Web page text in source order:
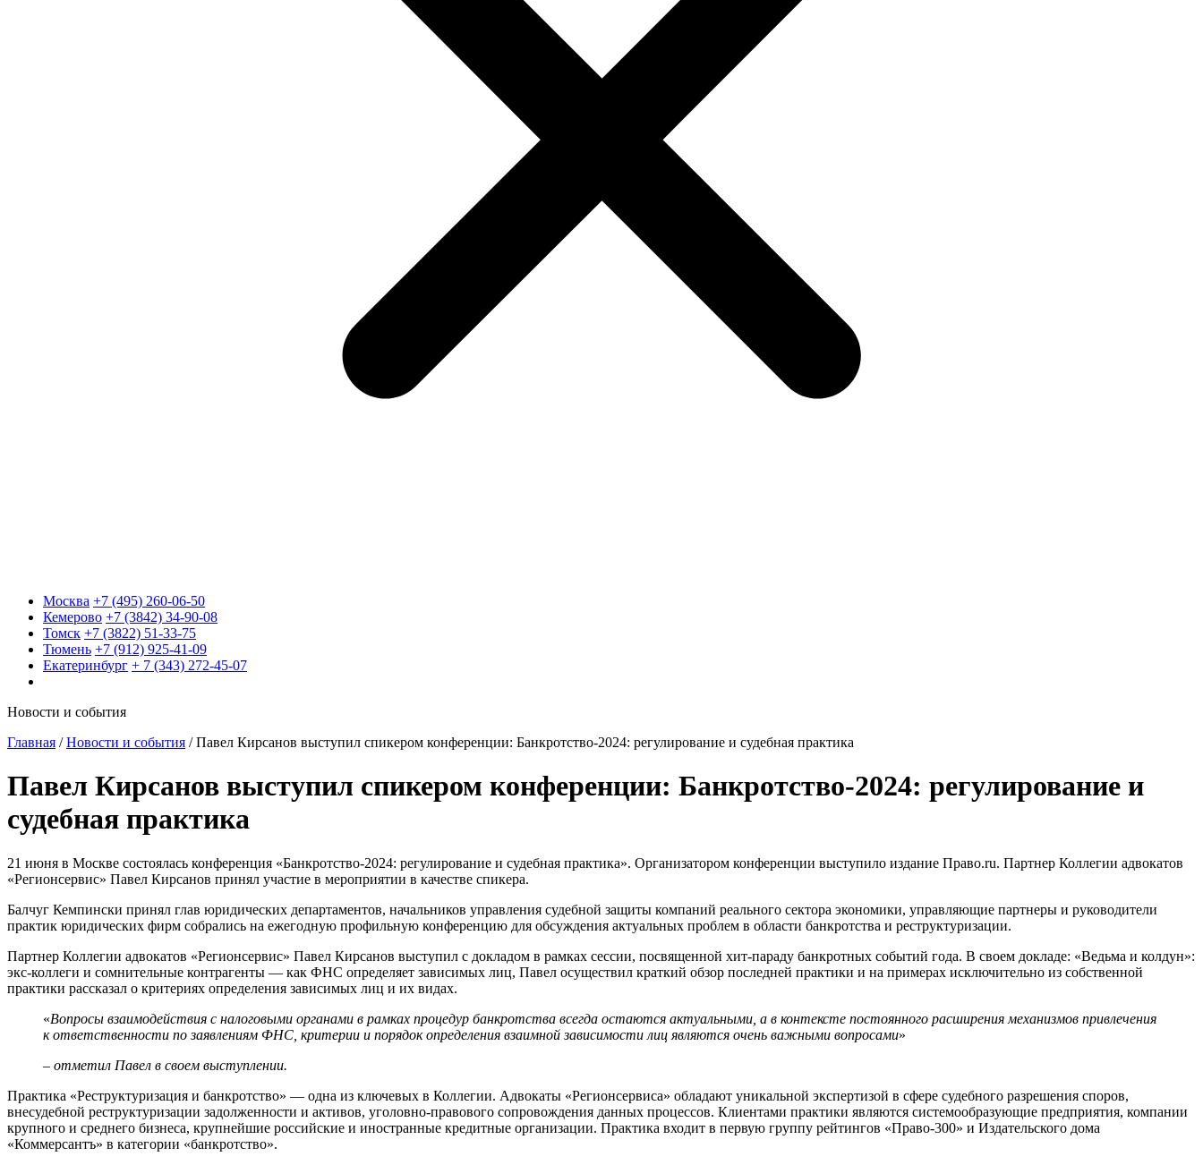
Москва +7 (495) 260-06-50
Кемерово +7 (3842) 34-90-08
Томск +7 (3822) 51-33-75
Тюмень +7 (912) 925-41-09
Екатеринбург + 7 (343) 272-45-07
Новости и события
Главная /Новости и события /Павел Кирсанов выступил спикером конференции: Банкротство-2024: регулирование и судебная практика
Павел Кирсанов выступил спикером конференции: Банкротство-2024: регулирование и
судебная практика
21 июня в Москве состоялась конференция «Банкротство-2024: регулирование и судебная практика». Организатором конференции выступило издание Право.ru. Партнер Коллегии адвокатов
«Регионсервис» Павел Кирсанов принял участие в мероприятии в качестве спикера.
Балчуг Кемпински принял глав юридических департаментов, начальников управления судебной защиты компаний реального сектора экономики, управляющие партнеры и руководители
практик юридических фирм собрались на ежегодную профильную конференцию для обсуждения актуальных проблем в области банкротства и реструктуризации.
Партнер Коллегии адвокатов «Регионсервис» Павел Кирсанов выступил с докладом в рамках сессии, посвященной хит-параду банкротных событий года. В своем докладе: «Ведьма и колдун»:
экс-коллеги и сомнительные контрагенты — как ФНС определяет зависимых лиц, Павел осуществил краткий обзор последней практики и на примерах исключительно из собственной
практики рассказал о критериях определения зависимых лиц и их видах.
«Вопросы взаимодействия с налоговыми органами в рамках процедур банкротства всегда остаются актуальными, а в контексте постоянного расширения механизмов привлечения
к ответственности по заявлениям ФНС, критерии и порядок определения взаимной зависимости лиц являются очень важными вопросами»
– отметил Павел в своем выступлении.
Практика «Реструктуризация и банкротство» — одна из ключевых в Коллегии. Адвокаты «Регионсервиса» обладают уникальной экспертизой в сфере судебного разрешения споров,
внесудебной реструктуризации задолженности и активов, уголовно-правового сопровождения данных процессов. Клиентами практики являются системообразующие предприятия, компании
крупного и среднего бизнеса, крупнейшие российские и иностранные кредитные организации. Практика входит в первую группу рейтингов «Право-300» и Издательского дома
«Коммерсантъ» в категории «банкротство».